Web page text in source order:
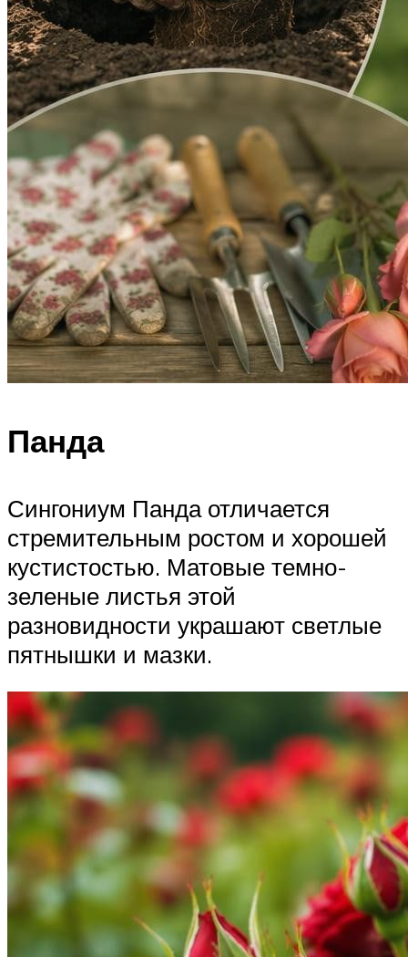
Панда
Сингониум Панда отличается
стремительным ростом и хорошей
кустистостью. Матовые темно-
зеленые листья этой
разновидности украшают светлые
пятнышки и мазки.